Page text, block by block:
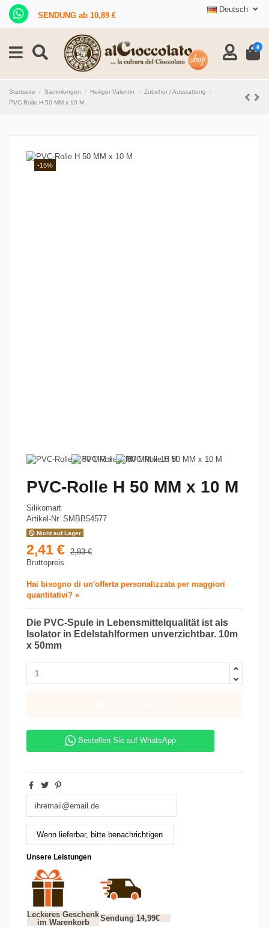
SENDUNG ab 10,89 €
Deutsch
0
Startseite Sammlungen Heiliger Valentin
Zubehör / Ausstattung
PVC-Rolle H 50 MM x 10 M
-15%
PVC-Rolle H 50 MM x 10 M
Silikomart
Artikel-Nr. SMBB54577
Nicht auf Lager
2,41 € 2,83 €
Bruttopreis
Hai bisogno di un'offerta personalizzata per maggiori
quantitativi? »
Die PVC-Spule in Lebensmittelqualität ist als
Isolator in Edelstahlformen unverzichtbar. 10m
x 50mm
Bestellen Sie auf WhatsApp
Unsere Leistungen
Leckeres Geschenk
im Warenkorb
Sendung 14,99€